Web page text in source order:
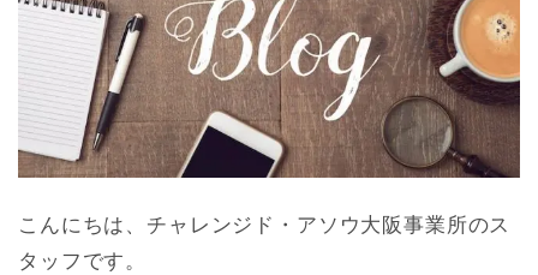
こんにちは、チャレンジド・アソウ大阪事業所のス
タッフです。